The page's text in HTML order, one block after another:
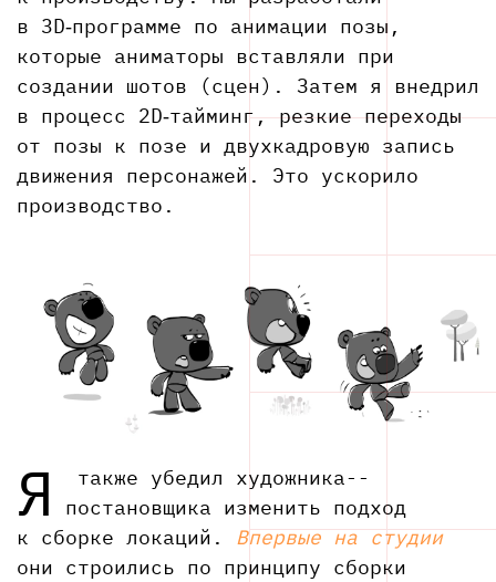
в 3D‑программе по анимации позы,
которые аниматоры вставляли при
создании шотов (сцен). Затем я внедрил
в процесс 2D‑тайминг, резкие переходы
от позы к позе и двухкадровую запись
движения персонажей. Это ускорило
производство.
Я
также убедил художника-­
постановщика изменить подход
к сборке локаций. Впервые на студии
они строились по принципу сборки